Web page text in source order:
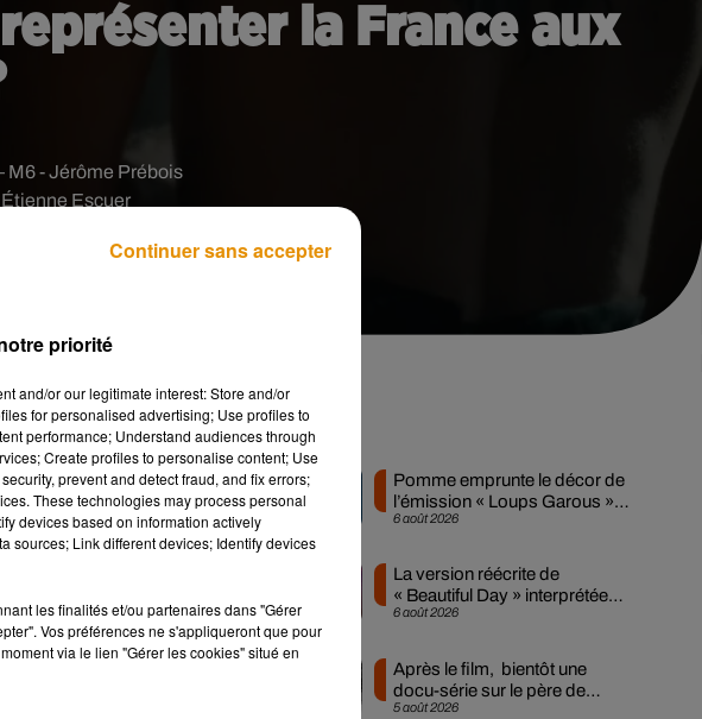
la France aux
Escuer
M6 - Jérôme Prébois
cérémonie des
du cinéma
plus de 10
Monte-Cristo ».
la barre des 8
Musique
6 août 2026
Pomme emprunte le décor de
l’émission « Loups Garous »
pour son...
6 août 2026
La version réécrite de
« Beautiful Day » interprétée
lors des...
5 août 2026
Après le film, bientôt une
docu-série sur le père de
Michael Jackson
priorité
and/or our legitimate interest: Store and/or
for personalised advertising; Use profiles to
performance; Understand audiences through
Create profiles to personalise content; Use
prevent and detect fraud, and fix errors;
These technologies may process personal
devices based on information actively
sources; Link different devices; Identify devices
les finalités et/ou partenaires dans "Gérer
Vos préférences ne s'appliqueront que pour
via le lien "Gérer les cookies" situé en
Continuer sans accepter